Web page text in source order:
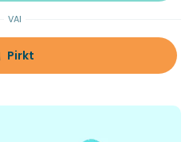
VAI
Pirkt